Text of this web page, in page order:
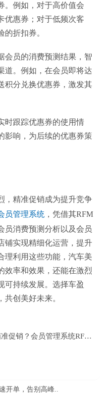
。例如，对于高价值会
优惠券；对于低频次客
的折扣券。
会员的消费预测结果，智
道。例如，在会员即将达
积分兑换优惠券，激发其
时跟踪优惠券的使用情
影响，为后续的优惠券策
，精准促销成为提升竞争
员管理系统 ，凭借其RFM
员消费预测分析以及会员
铺实现精细化运营，提升
理利用这些功能，汽车美
效率和效果，还能在激烈
可持续发展。选择车盈
创美好未来。
促销？会员管理系统RFM分析
开单，告别高峰..